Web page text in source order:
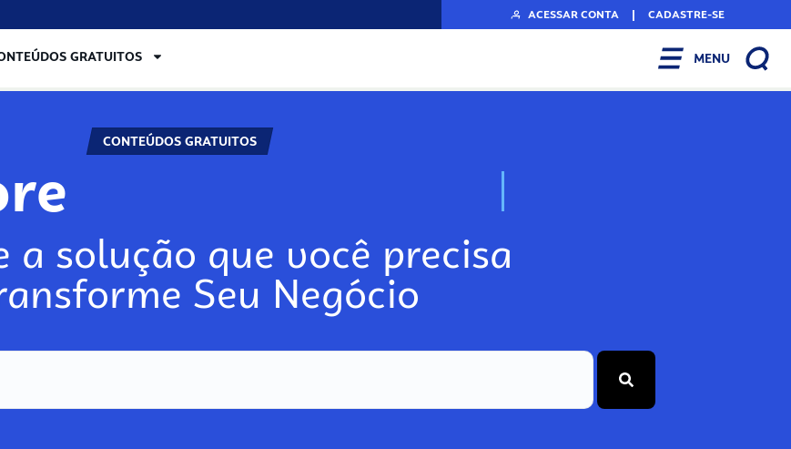
ACESSAR CONTA | CADASTRE-SE
GRATUITOS MENU
CONTEÚDOS GRATUITOS
N
a solução que você precisa
Seu Negócio